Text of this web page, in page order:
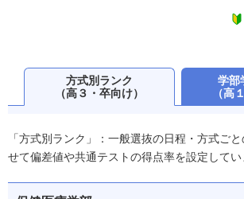
方式別ランク
（高３・卒向け）
学部
（高
「方式別ランク」：一般選抜の日程・方式ご
せて偏差値や共通テストの得点率を設定してい